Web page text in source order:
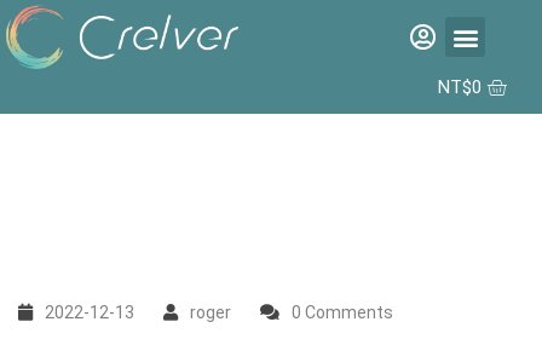
NT$0
2022-12-13 roger 0 Comments